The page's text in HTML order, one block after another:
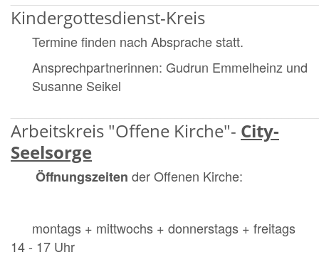
Kindergottesdienst-Kreis
Termine finden nach Absprache statt.
Ansprechpartnerinnen: Gudrun Emmelheinz und
Susanne Seikel
Arbeitskreis "Offene Kirche"- City-
Seelsorge
Öffnungszeiten der Offenen Kirche:
montags + mittwochs + donnerstags + freitags
14 - 17 Uhr